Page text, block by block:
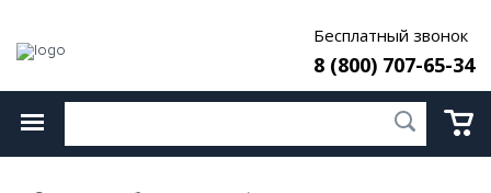
Бесплатный звонок
8 (800) 707-65-34